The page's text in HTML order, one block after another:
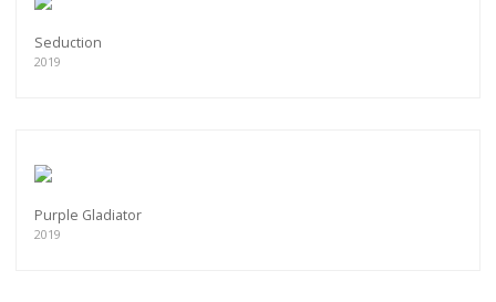
Seduction
2019
Purple Gladiator
2019